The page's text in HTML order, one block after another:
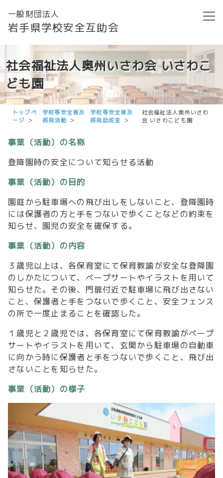
一般財団法人
岩手県学校安全互助会
社会福祉法人奥州いさわ会 いさわこ
ども園
トップペ
ージ
学校等安全普及
啓発活動
学校等安全普及
啓発助成金
社会福祉法人奥州いさわ
会 いさわこども園
事業（活動）の名称
登降園時の安全について知らせる活動
事業（活動）の目的
園庭から駐車場への飛び出しをしないこと、登降園時
には保護者の方と手をつないで歩くことなどの約束を
知らせ、園児の安全を確保する。
事業（活動）の内容
３歳児以上は、各保育室にて保育教諭が安全な登降園
のしかたについて、ペープサートやイラストを用いて
知らせた。その後、門扉付近で駐車場に飛び出さない
こと、保護者と手をつないで歩くこと、安全フェンス
の所で一度止まることを確認した。
１歳児と２歳児では、各保育室にて保育教諭がペープ
サートやイラストを用いて、玄関から駐車場の自動車
に向かう時に保護者と手をつないで歩くこと、飛び出
さないことを知らせた。
事業（活動）の様子